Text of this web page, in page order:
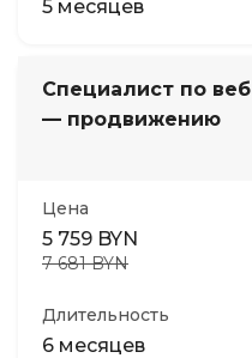
5 месяцев
Специалист по веб
— продвижению
Цена
5 759 BYN
7 681 BYN
Длительность
6 месяцев